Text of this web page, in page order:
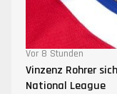
Vor 8 Stunden
Vinzenz Rohrer
National League